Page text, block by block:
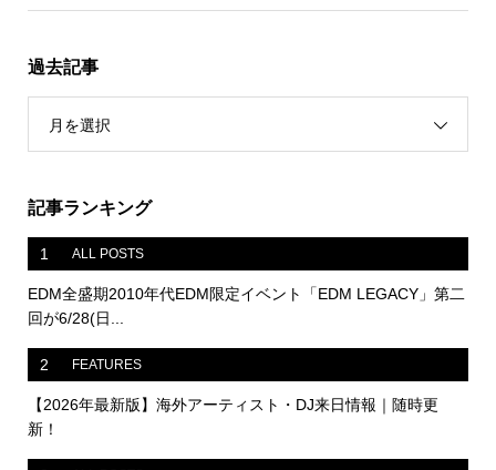
過去記事
月を選択
記事ランキング
1 ALL POSTS
EDM全盛期2010年代EDM限定イベント「EDM LEGACY」第二
回が6/28(日...
2 FEATURES
【2026年最新版】海外アーティスト・DJ来日情報｜随時更
新！